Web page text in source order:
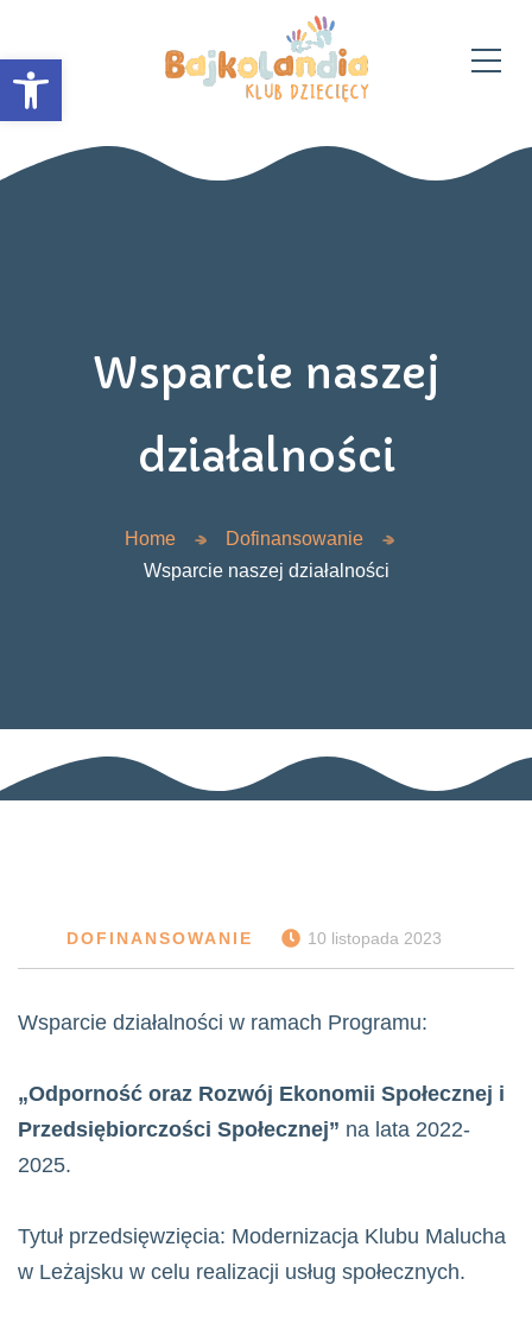
Otwórz pasek narzędzi
Wsparcie naszej
działalności
Home
Dofinansowanie
Wsparcie naszej działalności
DOFINANSOWANIE 10 listopada 2023
Wsparcie działalności w ramach Programu:
„Odporność oraz Rozwój Ekonomii Społecznej i
Przedsiębiorczości Społecznej” na lata 2022-
2025.
Tytuł przedsięwzięcia: Modernizacja Klubu Malucha
w Leżajsku w celu realizacji usług społecznych.